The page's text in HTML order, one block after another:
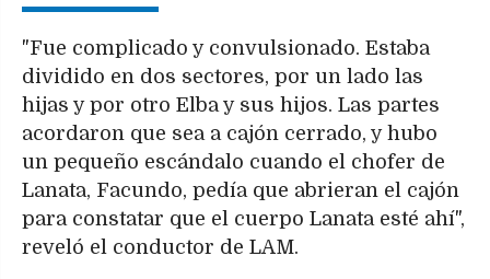
"Fue complicado y convulsionado. Estaba
dividido en dos sectores, por un lado las
hijas y por otro Elba y sus hijos. Las partes
acordaron que sea a cajón cerrado, y hubo
un pequeño escándalo cuando el chofer de
Lanata, Facundo, pedía que abrieran el cajón
para constatar que el cuerpo Lanata esté ahí",
reveló el conductor de LAM.